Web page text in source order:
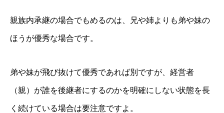
親族内承継の場合でもめるのは、兄や姉よりも弟や妹の
ほうが優秀な場合です。
弟や妹が飛び抜けて優秀であれば別ですが、経営者
（親）が誰を後継者にするのかを明確にしない状態を長
く続けている場合は要注意ですよ。